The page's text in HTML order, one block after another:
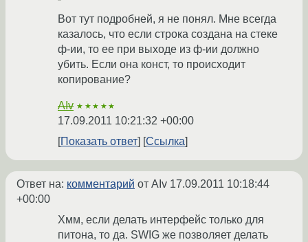
Вот тут подробней, я не понял. Мне всегда
казалось, что если строка создана на стеке
ф-ии, то ее при выходе из ф-ии должно
убить. Если она конст, то происходит
копирование?
AIv ★★★★★
17.09.2011 10:21:32 +00:00
Показать ответ
Ссылка
Ответ на: комментарий от AIv 17.09.2011 10:18:44
+00:00
Хмм, если делать интерфейс только для
питона, то да. SWIG же позволяет делать